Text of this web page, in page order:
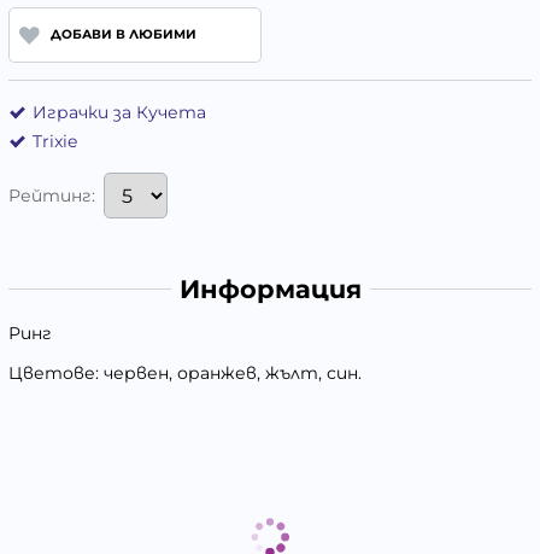
ДОБАВИ В ЛЮБИМИ
Играчки за Кучета
Trixie
Рейтинг:
Информация
Ринг
Цветове: червен, оранжев, жълт, син.